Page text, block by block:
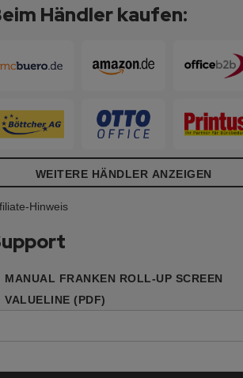
mattweißem Gewebetuch
schwarzer Umrandung für den
Projektion.
Händler kaufen:
WEITERE HÄNDLER ANZEIGEN
Hinweis
MANUAL FRANKEN ROLL-UP SCREEN
VALUELINE (PDF)